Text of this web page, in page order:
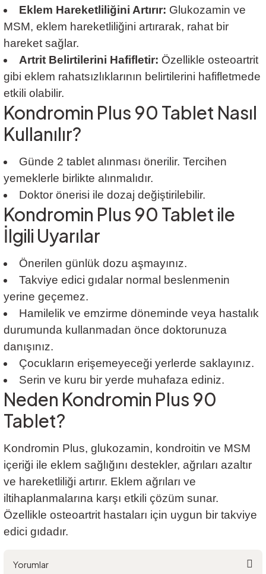
Eklem Hareketliliğini Artırır: Glukozamin ve
MSM, eklem hareketliliğini artırarak, rahat bir
hareket sağlar.
Artrit Belirtilerini Hafifletir: Özellikle osteoartrit
gibi eklem rahatsızlıklarının belirtilerini hafifletmede
etkili olabilir.
Kondromin Plus 90 Tablet Nasıl
Kullanılır?
Günde 2 tablet alınması önerilir. Tercihen
yemeklerle birlikte alınmalıdır.
Doktor önerisi ile dozaj değiştirilebilir.
Kondromin Plus 90 Tablet ile
İlgili Uyarılar
Önerilen günlük dozu aşmayınız.
Takviye edici gıdalar normal beslenmenin
yerine geçemez.
Hamilelik ve emzirme döneminde veya hastalık
durumunda kullanmadan önce doktorunuza
danışınız.
Çocukların erişemeyeceği yerlerde saklayınız.
Serin ve kuru bir yerde muhafaza ediniz.
Neden Kondromin Plus 90
Tablet?
Kondromin Plus, glukozamin, kondroitin ve MSM
içeriği ile eklem sağlığını destekler, ağrıları azaltır
ve hareketliliği artırır. Eklem ağrıları ve
iltihaplanmalarına karşı etkili çözüm sunar.
Özellikle osteoartrit hastaları için uygun bir takviye
edici gıdadır.
Yorumlar